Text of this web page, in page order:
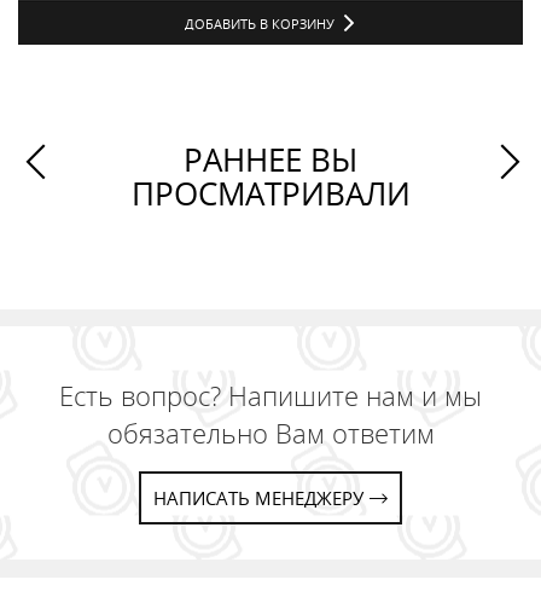
ДОБАВИТЬ В КОРЗИНУ
РАННЕЕ ВЫ
ПРОСМАТРИВАЛИ
Есть вопрос? Напишите нам и мы
обязательно Вам ответим
НАПИСАТЬ МЕНЕДЖЕРУ